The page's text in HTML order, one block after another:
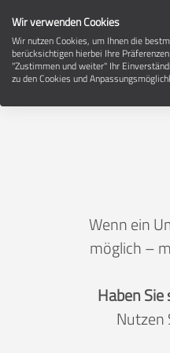
Wenn ein
möglich –
Haben
Nutzen
Wir verwenden Cookies
Wir nutzen Cookies, um Ihnen die
berücksichtigen hierbei Ihre
"Zustimmen und weiter" Ihr
zu den Cookies und